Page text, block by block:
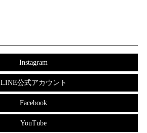
Instagram
LINE公式アカウント
Facebook
YouTube